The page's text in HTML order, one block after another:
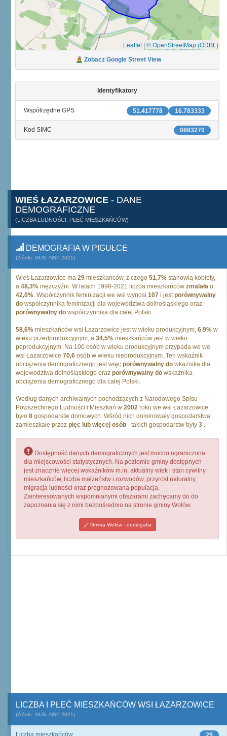
Leaflet | © OpenStreetMap (ODBL)
Zobacz Google Street View
Identyfikatory
16.783333
51.417778
Współrzędne GPS
0883270
Kod SIMC
WIEŚ ŁAZARZOWICE - DANE
DEMOGRAFICZNE
(LICZBA LUDNOŚCI, PŁEĆ MIESZKAŃCÓW)
DEMOGRAFIA W PIGUŁCE
(Źródło: GUS, NSP 2021)
Wieś Łazarzowice ma 29 mieszkańców, z czego 51,7% stanowią kobiety,
a 48,3% mężczyźni. W latach 1998-2021 liczba mieszkańców zmalała o
42,0%. Współczynnik feminizacji we wsi wynosi 107 i jestporównywalny
do współczynnika feminizacji dla województwa dolnośląskiego oraz
porównywalny do współczynnika dla całej Polski.
58,6% mieszkańców wsi Łazarzowice jest w wieku produkcyjnym, 6,9% w
wieku przedprodukcyjnym, a 34,5% mieszkańców jest w wieku
poprodukcyjnym. Na 100 osób w wieku produkcyjnym przypada we we
wsi Łazarzowice 70,6 osób w wieku nieprodukcyjnym. Ten wskaźnik
obciążenia demograficznego jest więc porównywalny do wkażnika dla
województwa dolnośląskiego oraz porównywalny do wskażnika
obciążenia demograficznego dla całej Polski.
Według danych archiwalnych pochodzących z Narodowego Spisu
Powszechnego Ludności i Mieszkań w 2002 roku we wsi Łazarzowice
było 8 gospodarstw domowych. Wśród nich dominowały gospodarstwa
zamieszkałe przez pięc lub więcej osób - takich gospodarstw były 3 .
Dostępność danych demograficznych jest mocno ograniczona
dla miejscowości statystycznych. Na poziomie gminy dostępnych
jest znacznie więcej wskaźników m.in. aktualny wiek i stan cywilny
mieszkańców, liczba małżeństw i rozwodów, przyrost naturalny,
migracja ludności oraz prognozowana populacja.
Zainteresowanych wspomnianymi obszarami zachęcamy do do
zapoznania się z nimi bezpośrednio na stronie gminy Wołów.
Gmina Wołów - demogafia
LICZBA I PŁEĆ MIESZKAŃCÓW WSI ŁAZARZOWICE
(Źródło: GUS, NSP 2021)
Liczba mieszkańców